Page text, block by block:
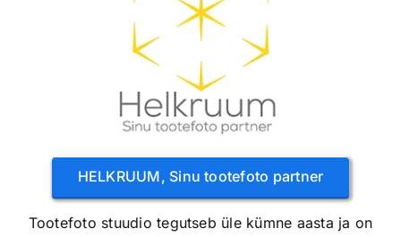
HELKRUUM, Sinu tootefoto partner
Tootefoto stuudio tegutseb üle kümne aasta ja on